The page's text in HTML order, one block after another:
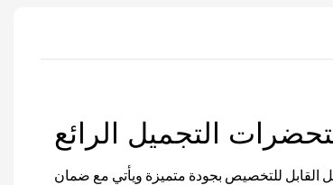
للتخصيص بجودة متميزة ويأتي مع ضمان